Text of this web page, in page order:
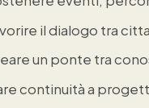
il dialogo tra
un ponte tra
continuità a